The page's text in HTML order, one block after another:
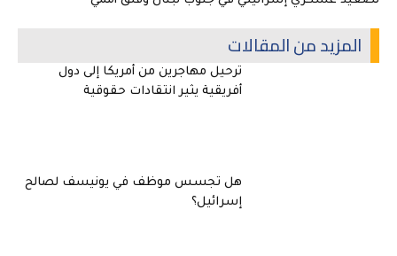
المزيد من المقالات
ترحيل مهاجرين من أمريكا إلى دول
أفريقية يثير انتقادات حقوقية
هل تجسس موظف في يونيسف لصالح
إسرائيل؟